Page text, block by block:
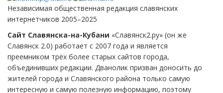
Независимая общественная редакция славянских
интернетчиков 2005–2025
Сайт Славянска-на-Кубани «Славянск2.ру» (он же
Славянск 2.0) работает с 2007 года и является
преемником трёх более старых сайтов города,
объединивших редакции. Дванолик призван доносить до
жителей города и Славянского района только самую
интересную и самую полезную информацию, поэтому